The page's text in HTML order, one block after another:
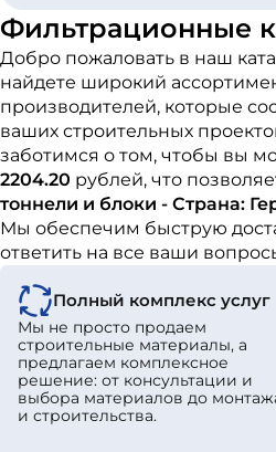
Фильтрационные
Добро пожаловать в наш
найдете широкий
производителей, которые
ваших строительных
заботимся о том, чтобы вы
2204.20 рублей, что
тоннели и блоки - Страна:
Мы обеспечим быструю
ответить на все ваши
Полный комплекс услуг
Мы не просто продаем
строительные материалы, а
предлагаем комплексное
решение: от консультации и
выбора материалов до
и строительства.